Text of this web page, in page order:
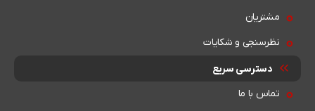
مشتریان
نظرسنجی و شکایات
دسترسی سریع
تماس با ما